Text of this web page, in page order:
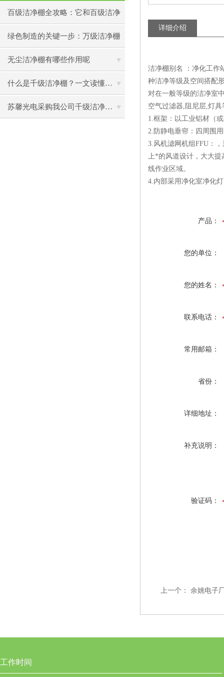
百级洁净棚全攻略：它和百级洁净
室到底有什么区别？
绿色制造的关键一步：万级洁净棚
助力环保型半导体产业发展
无尘洁净棚有哪些作用呢
什么是千级洁净棚？一文读懂其结构特点与局部净化优势
苏馨光电采购我公司千级洁净棚普通工作台一批（7月07日）已顺利交货
详细介绍
洁净棚别名 ：净化工作
种洁净等级及空间搭配
对在一般等级的洁净室
空气过滤器,阻尼层,灯
1.框架：以工业铝材（
2.防静电垂帘：四周围
3.风机滤网机组FFU：
上*的风道设计，大大提
线作业区域。
4.内部采用净化室净化
产品：
您的单位：
您的姓名：
联系电话：
常用邮箱：
省份：
详细地址：
补充说明：
验证码：
上一个： 余姚电子
工作时间